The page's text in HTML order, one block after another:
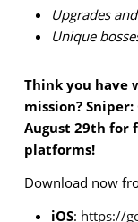
Upgrades
Unique
Think you have
mission?
August 29th for
platforms!
Download now
iOS: https://